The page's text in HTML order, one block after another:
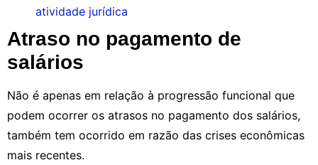
atividade jurídica
Atraso no pagamento de
salários
Não é apenas em relação à progressão funcional que
podem ocorrer os atrasos no pagamento dos salários,
também tem ocorrido em razão das crises econômicas
mais recentes.